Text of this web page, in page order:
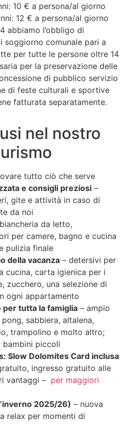
10 € a persona/al giorno
12 € a persona/al giorno
abbiamo l’obbligo di
soggiorno comunale pari a
per tutte le persone oltre 14
per la preservazione delle
di pubblico servizio
di feste culturali e sportive
fatturata separatamente.
nel nostro
tutto ciò che serve
e consigli preziosi –
gite e attività in caso di
da noi
da letto,
per camere, bagno e cucina
pulizia finale
della vacanza – detersivi per
cucina, carta igienica per i
zucchero, una selezione di
ogni appartamento
tutta la famiglia – ampio
sabbiera, altalena,
trampolino e molto altro;
piccoli
Slow Dolomites Card inclusa
ingresso gratuito alle
vantaggi – per maggiori
2025/26) – nuova
relax per momenti di